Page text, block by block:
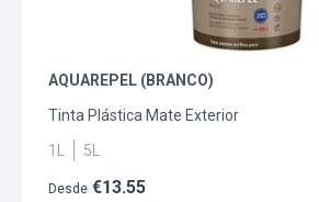
AQUAREPEL (BRANCO)
Tinta Plástica Mate Exterior
1L
5L
Desde €13.55